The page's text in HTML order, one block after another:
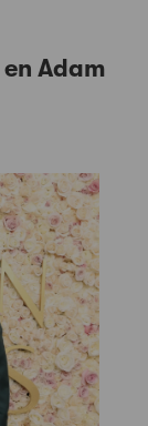
Adam